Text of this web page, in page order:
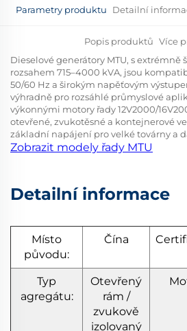
Parametry produktu Detailní
Popis produktů Více
Dieselové generátory MTU, s extrémně
rozsahem 715–4000 kVA, jsou
50/60 Hz a širokým napěťovým
výhradně pro rozsáhlé průmyslové
výkonnými motory řady 12V2000/
otevřené, zvukotěsné a kontejnerové
základní napájení pro velké továrny a
Zobrazit modely řady MTU
Detailní informace
Místo
původu:
Čína
Typ
agregátu:
Otevřený
rám /
zvukově
izolovaný